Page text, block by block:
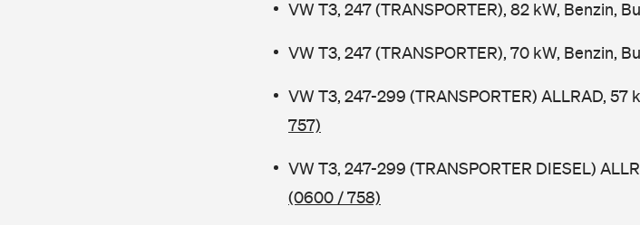
VW T3, 247 (TRANSPORTER), 82 kW, Benzin,
VW T3, 247 (TRANSPORTER), 70 kW, Benzin,
VW T3, 247-299 (TRANSPORTER) ALLRAD,
757)
VW T3, 247-299 (TRANSPORTER DIESEL)
(0600 / 758)